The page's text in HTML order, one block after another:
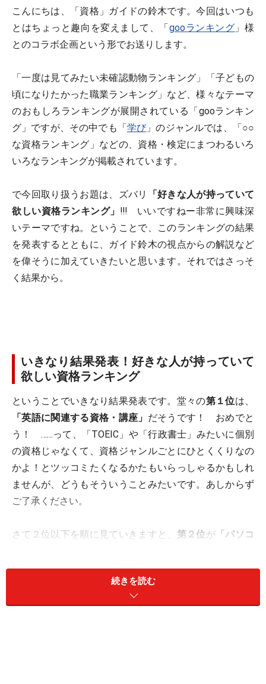
こんにちは、「資格」ガイドの鈴木です。今回はいつも
とはちょっと趣向を変えまして、「gooランキング 」様
とのコラボ企画という形でお送りします。
「一度は見てみたい未確認動物ランキング」「子どもの
頃になりたかった職業ランキング」など、様々なテーマ
のおもしろランキングが展開されている「gooランキン
グ」ですが、その中でも「学び」のジャンルでは、「○○
な資格ランキング」などの、資格・検定にまつわるいろ
いろなランキングが掲載されています。
で今回取り扱うお題は、ズバリ
「好きな人が持っていて
欲しい資格ランキング」 !!! いいですねー非常に興味深
いテーマですね。ということで、このランキングの結果
を発表するとともに、ガイド鈴木の視点からの解説など
を偉そうに加えていきたいと思います。それではさっそ
く結果から。
いきなり結果発表！好きな人が持っていて
欲しい資格ランキング
ということでいきなり結果発表です。堂々の第１位は、
「英語に関連する資格・講座」 だそうです！ おめでと
う！ ……って、「TOEIC」や「行政書士」みたいに個別
の資格じゃなくて、資格ジャンルごとにひとくくりなの
かよ！とツッコミたくなるかたもいらっしゃるかもしれ
ませんが、どうもそういうことみたいです。あしからず
ご了承ください。
さて２位以下を順に見ていきますと、 第２位が 「パソコ
連する資格・講座」ですか。ふむふむ。10位くらいまで
の傾向としては、システムや士業などの専門的ビジネス
分野の資格が主流として並んでいるなか、料理やスポー
続きを読む